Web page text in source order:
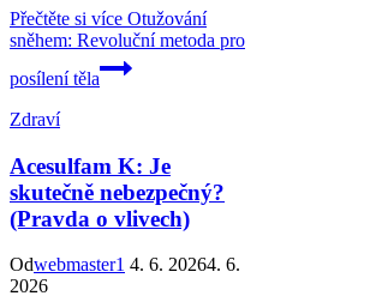
Přečtěte si více Otužování
sněhem: Revoluční metoda pro
posílení těla
Zdraví
Acesulfam K: Je
skutečně nebezpečný?
(Pravda o vlivech)
Odwebmaster1 4. 6. 20264. 6.
2026